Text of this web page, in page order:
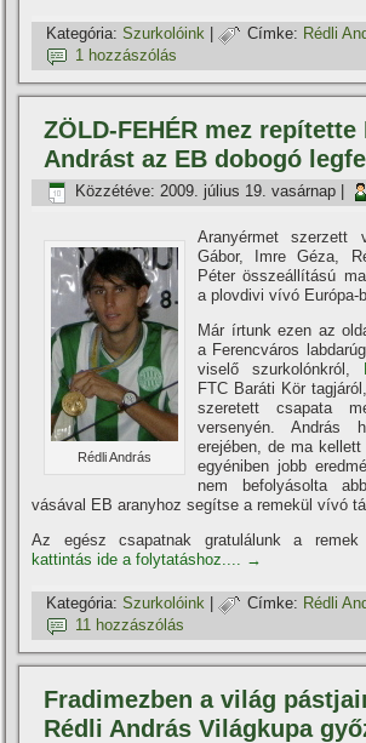
Kategória: Szurkolóink | Címke: Rédli
1 hozzászólás
ZÖLD-FEHÉR mez repí­tette
Andrást az EB dobogó
Közzétéve: 2009. július 19. vasárnap
Rédli András
Aranyérmet szerzett
Gábor, Imre Géza,
Péter összeállí­tású
a plovdivi ví­vó Európa-
Már í­rtunk ezen az
a Ferencváros
viselő szurkolónkról,
FTC Baráti Kör
szeretett csapata
versenyén.
erejében, de ma
egyéniben jobb
nem befolyásolta
vásával EB aranyhoz segí­tse a remekül ví­vó
Az egész csapatnak gratulálunk a remek
kattintás ide a folytatáshoz....
→
Kategória: Szurkolóink | Címke: Rédli
11 hozzászólás
Fradimezben a világ
Rédli András Világkupa